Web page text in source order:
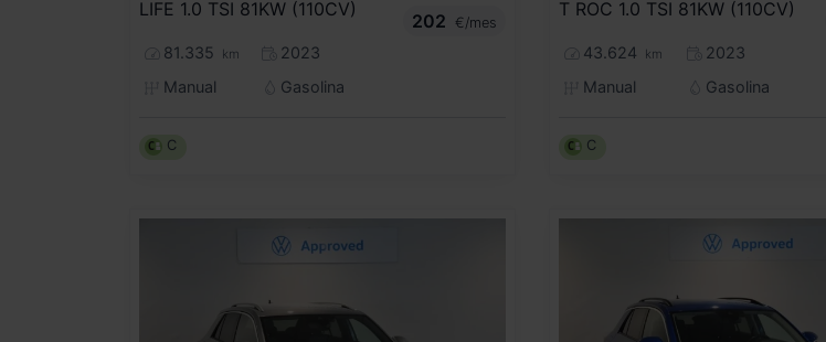
LIFE 1.0 TSI 81KW (110CV)
81.335 km
2023
Manual
Gasolina
202
€/mes
C
T ROC 1.0 TSI 81KW (110CV)
43.624 km
2023
Manual
Gasolina
C